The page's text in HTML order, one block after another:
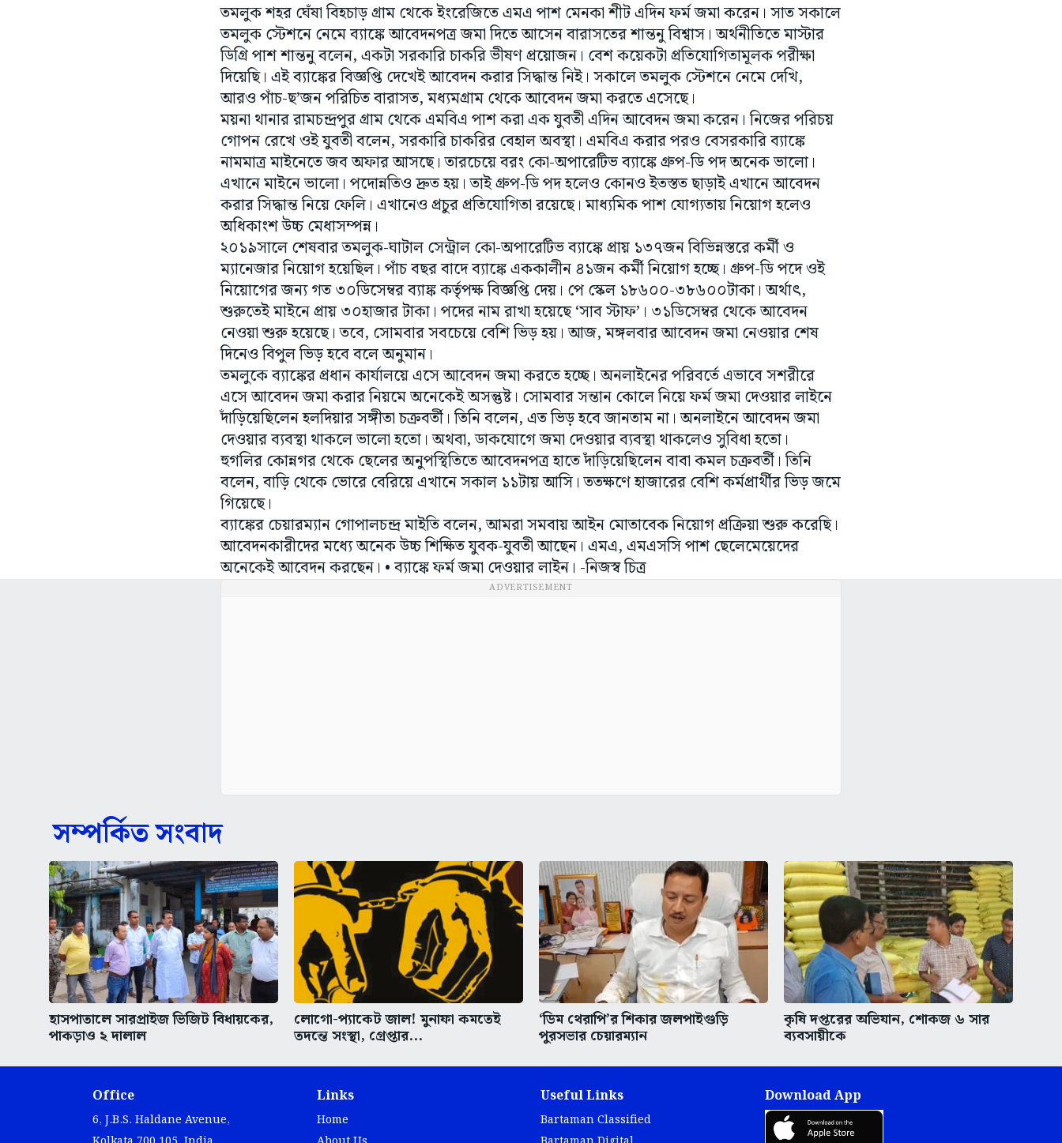
তমলুক শহর ঘেঁষা বিহচাড় গ্রাম থেকে ইংরেজিতে এমএ পাশ মেনকা শীট এদিন ফর্ম জমা করেন। সাত সকালে
তমলুক স্টেশনে নেমে ব্যাঙ্কে আবেদনপত্র জমা দিতে আসেন বারাসতের শান্তনু বিশ্বাস। অর্থনীতিতে মাস্টার
ডিগ্রি পাশ শান্তনু বলেন, একটা সরকারি চাকরি ভীষণ প্রয়োজন। বেশ কয়েকটা প্রতিযোগিতামূলক পরীক্ষা
দিয়েছি। এই ব্যাঙ্কের বিজ্ঞপ্তি দেখেই আবেদন করার সিদ্ধান্ত নিই। সকালে তমলুক স্টেশনে নেমে দেখি,
আরও পাঁচ-ছ’জন পরিচিত বারাসত, মধ্যমগ্রাম থেকে আবেদন জমা করতে এসেছে।
ময়না থানার রামচন্দ্রপুর গ্রাম থেকে এমবিএ পাশ করা এক যুবতী এদিন আবেদন জমা করেন। নিজের পরিচয়
গোপন রেখে ওই যুবতী বলেন, সরকারি চাকরির বেহাল অবস্থা। এমবিএ করার পরও বেসরকারি ব্যাঙ্কে
নামমাত্র মাইনেতে জব অফার আসছে। তারচেয়ে বরং কো-অপারেটিভ ব্যাঙ্কে গ্রুপ-ডি পদ অনেক ভালো।
এখানে মাইনে ভালো। পদোন্নতিও দ্রুত হয়। তাই গ্রুপ-ডি পদ হলেও কোনও ইতস্তত ছাড়াই এখানে আবেদন
করার সিদ্ধান্ত নিয়ে ফেলি। এখানেও প্রচুর প্রতিযোগিতা রয়েছে। মাধ্যমিক পাশ যোগ্যতায় নিয়োগ হলেও
অধিকাংশ উচ্চ মেধাসম্পন্ন।
২০১৯সালে শেষবার তমলুক-ঘাটাল সেন্ট্রাল কো-অপারেটিভ ব্যাঙ্কে প্রায় ১৩৭জন বিভিন্নস্তরে কর্মী ও
ম্যানেজার নিয়োগ হয়েছিল। পাঁচ বছর বাদে ব্যাঙ্কে এককালীন ৪১জন কর্মী নিয়োগ হচ্ছে। গ্রুপ-ডি পদে ওই
নিয়োগের জন্য গত ৩০ডিসেম্বর ব্যাঙ্ক কর্তৃপক্ষ বিজ্ঞপ্তি দেয়। পে স্কেল ১৮৬০০-৩৮৬০০টাকা। অর্থাৎ,
শুরুতেই মাইনে প্রায় ৩০হাজার টাকা। পদের নাম রাখা হয়েছে ‘সাব স্টাফ’। ৩১ডিসেম্বর থেকে আবেদন
নেওয়া শুরু হয়েছে। তবে, সোমবার সবচেয়ে বেশি ভিড় হয়। আজ, মঙ্গলবার আবেদন জমা নেওয়ার শেষ
দিনেও বিপুল ভিড় হবে বলে অনুমান।
তমলুকে ব্যাঙ্কের প্রধান কার্যালয়ে এসে আবেদন জমা করতে হচ্ছে। অনলাইনের পরিবর্তে এভাবে সশরীরে
এসে আবেদন জমা করার নিয়মে অনেকেই অসন্তুষ্ট। সোমবার সন্তান কোলে নিয়ে ফর্ম জমা দেওয়ার লাইনে
দাঁড়িয়েছিলেন হলদিয়ার সঙ্গীতা চক্রবর্তী। তিনি বলেন, এত ভিড় হবে জানতাম না। অনলাইনে আবেদন জমা
দেওয়ার ব্যবস্থা থাকলে ভালো হতো। অথবা, ডাকযোগে জমা দেওয়ার ব্যবস্থা থাকলেও সুবিধা হতো।
হুগলির কোন্নগর থেকে ছেলের অনুপস্থিতিতে আবেদনপত্র হাতে দাঁড়িয়েছিলেন বাবা কমল চক্রবর্তী। তিনি
বলেন, বাড়ি থেকে ভোরে বেরিয়ে এখানে সকাল ১১টায় আসি। ততক্ষণে হাজারের বেশি কর্মপ্রার্থীর ভিড় জমে
গিয়েছে।
ব্যাঙ্কের চেয়ারম্যান গোপালচন্দ্র মাইতি বলেন, আমরা সমবায় আইন মোতাবেক নিয়োগ প্রক্রিয়া শুরু করেছি।
আবেদনকারীদের মধ্যে অনেক উচ্চ শিক্ষিত যুবক-যুবতী আছেন। এমএ, এমএসসি পাশ ছেলেমেয়েদের
অনেকেই আবেদন করছেন। • ব্যাঙ্কে ফর্ম জমা দেওয়ার লাইন। -নিজস্ব চিত্র
ADVERTISEMENT
সম্পর্কিত সংবাদ
হাসপাতালে সারপ্রাইজ ভিজিট বিধায়কের,
পাকড়াও ২ দালাল
লোগো-প্যাকেট জাল! মুনাফা কমতেই
তদন্তে সংস্থা, গ্রেপ্তার...
‘ডিম থেরাপি’র শিকার জলপাইগুড়ি
পুরসভার চেয়ারম্যান
কৃষি দপ্তরের অভিযান, শোকজ ৬ সার
ব্যবসায়ীকে
Office
6, J.B.S. Haldane Avenue,
Links
Home
Useful Links
Bartaman Classified
Download App